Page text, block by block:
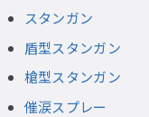
スタンガン
盾型スタンガン
槍型スタンガン
催涙スプレー